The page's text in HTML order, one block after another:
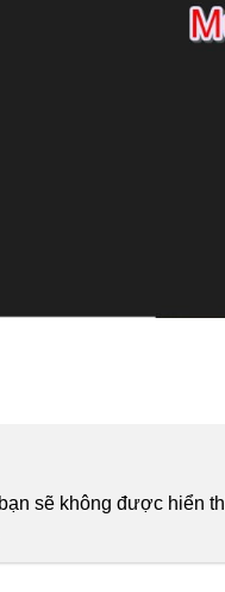
sẽ không được hiển